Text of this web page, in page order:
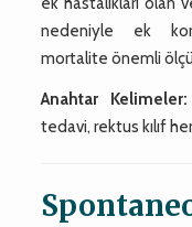
nedeniyle ek
mortalite önemli
Anahtar Kelimeler:
tedavi, rektus kılıf